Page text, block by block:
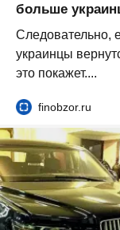
больше
Следовательно,
украинцы
это покажет....
finobzor.ru